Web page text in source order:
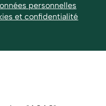
personnelles
et confidentialité